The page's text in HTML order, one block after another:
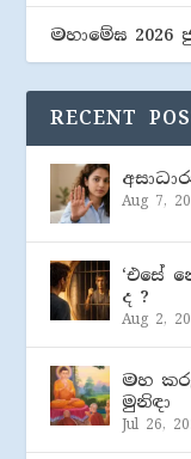
මහාමේඝ
RECENT
Aug 7,
‘එසේ
ද ?
Aug 2,
මහ
මුනිඳා
Jul 26,